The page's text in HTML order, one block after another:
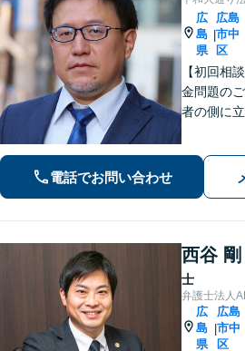
広
島
県
|
広島
市中
区
【初回相
金問題の
者の側に
軽にご相
【広島電
電話でお問い合わせ
西谷 剛
士
弁護士法人
広
島
県
|
広島
市中
区